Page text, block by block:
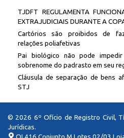
TJDFT REGULAMENTA
EXTRAJUDICIAIS DURANTE A
Cartórios são proibidos de
relações poliafetivas
Pai biológico não pode
sobrenome do padrasto em seu
Cláusula de separação de bens
STJ
© 2026 6º Ofício de Registro Civil,
Jurídicas.